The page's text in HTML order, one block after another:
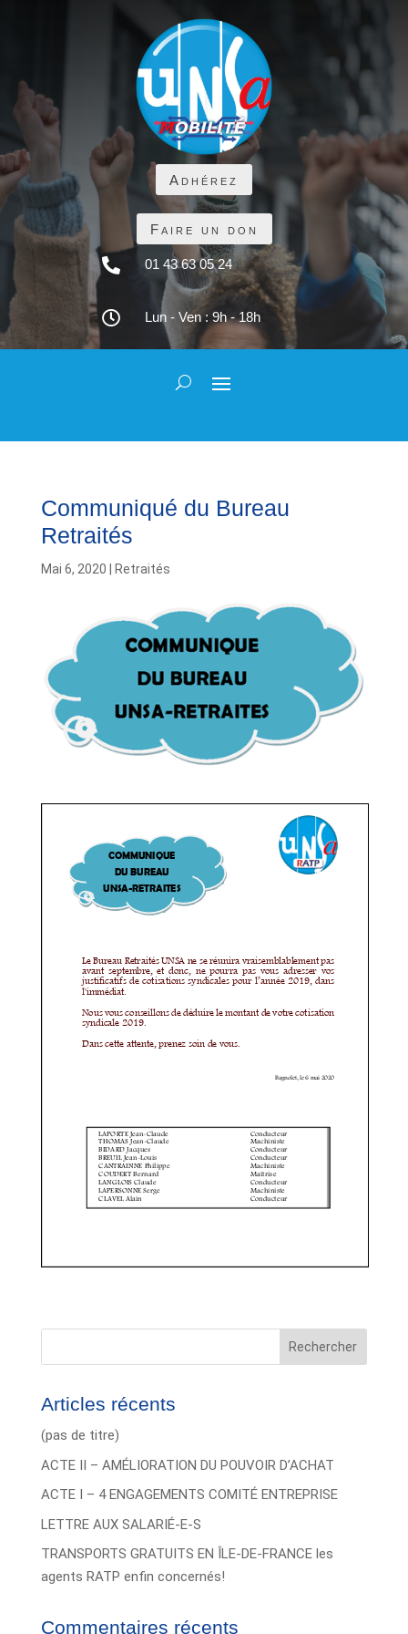
Adhérez
Faire un don
 01 43 63 05 24
 Lun - Ven : 9h - 18h
Communiqué du Bureau
Retraités
Mai 6, 2020 Retraités
Rechercher
Articles récents
(pas de titre)
ACTE II – AMÉLIORATION DU POUVOIR D’ACHAT
ACTE I – 4 ENGAGEMENTS COMITÉ ENTREPRISE
LETTRE AUX SALARIÉ-E-S
TRANSPORTS GRATUITS EN ÎLE-DE-FRANCE les
agents RATP enfin concernés!
Commentaires récents